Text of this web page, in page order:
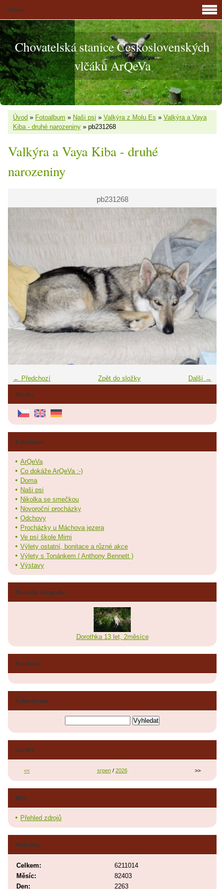
Chovatelská stanice Československých
vlčáků ArQeVa
Úvod » Fotoalbum » Naši psi » Valkýra z Molu Es » Valkýra a Vaya
Kiba - druhé narozeniny » pb231268
Valkýra a Vaya Kiba - druhé
narozeniny
pb231268
← Předchozí Další →
Zpět do složky
Jazyky
Menu
Fotoalbum
ArQeVa
Co dokáže ArQeVa :-)
Doma
Naši psi
Nikolka se smečkou
Novoroční procházky
Odchovy
Procházky u Máchova jezera
Ve psí škole Mimi
Výlety ostatní, bonitace a různé akce
Výlety s Tonánkem ( Anthony Bennett )
Výstavy
Poslední fotografie
Dorothka 13 let, 2měsíce
Facebook
Vyhledávání
Archiv
<< srpen/ 2026 >>
RSS
Přehled zdrojů
Statistiky
Celkem:
6211014
Měsíc:
82403
Den:
2263